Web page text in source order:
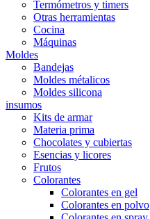
Termómetros y timers
Otras herramientas
Cocina
Máquinas
Moldes
Bandejas
Moldes métalicos
Moldes silicona
insumos
Kits de armar
Materia prima
Chocolates y cubiertas
Esencias y licores
Frutos
Colorantes
Colorantes en gel
Colorantes en polvo